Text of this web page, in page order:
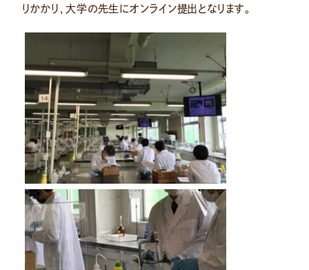
りかかり，大学の先生にオンライン提出となります。